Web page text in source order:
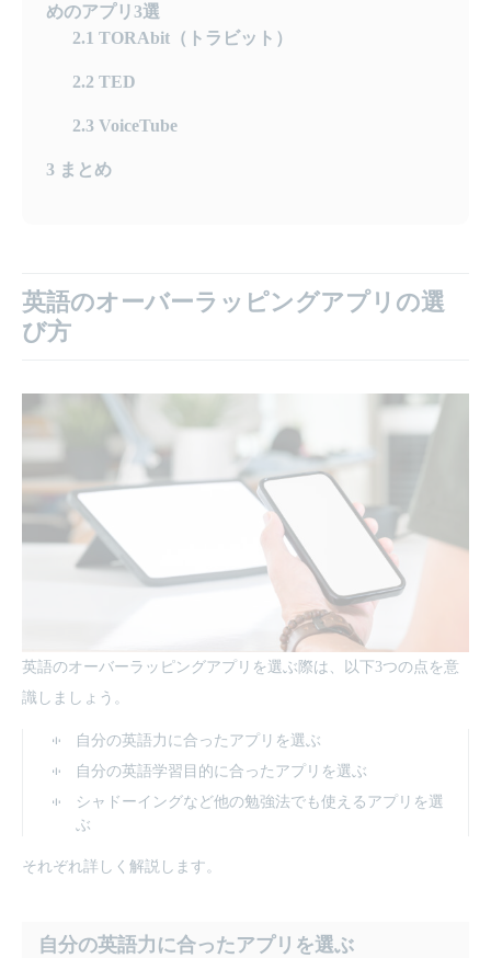
めのアプリ3選
2.1 TORAbit（トラビット）
2.2 TED
2.3 VoiceTube
3 まとめ
英語のオーバーラッピングアプリの選
び方
英語のオーバーラッピングアプリを選ぶ際は、以下3つの点を意
識しましょう。
自分の英語力に合ったアプリを選ぶ
自分の英語学習目的に合ったアプリを選ぶ
シャドーイングなど他の勉強法でも使えるアプリを選
ぶ
それぞれ詳しく解説します。
自分の英語力に合ったアプリを選ぶ